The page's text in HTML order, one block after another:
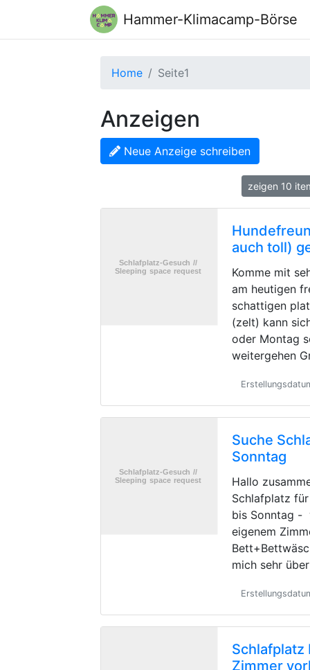
Hammer-Klimacamp-Börse
Home Seite1
Anzeigen
Neue Anzeige schreiben
zeigen 10
auch toll)
Komme mit
am heutigen
schattigen
(zelt) kann
oder Montag
weitergehen
Suche
Sonntag
Hallo
Schlafplatz
bis Sonntag -
eigenem
mich sehr
Schlafplatz
Zimmer